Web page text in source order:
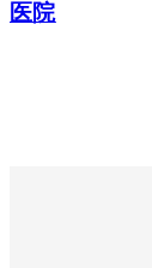
医院